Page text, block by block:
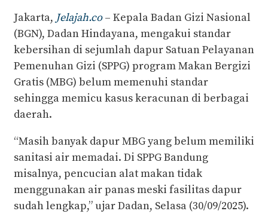
Jakarta, Jelajah.co– Kepala Badan Gizi Nasional
(BGN), Dadan Hindayana, mengakui standar
kebersihan di sejumlah dapur Satuan Pelayanan
Pemenuhan Gizi (SPPG) program Makan Bergizi
Gratis (MBG) belum memenuhi standar
sehingga memicu kasus keracunan di berbagai
daerah.
“Masih banyak dapur MBG yang belum memiliki
sanitasi air memadai. Di SPPG Bandung
misalnya, pencucian alat makan tidak
menggunakan air panas meski fasilitas dapur
sudah lengkap,” ujar Dadan, Selasa (30/09/2025).